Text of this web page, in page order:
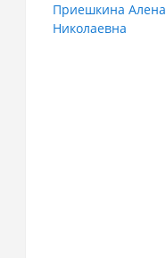
Приешкина Алена
Николаевна